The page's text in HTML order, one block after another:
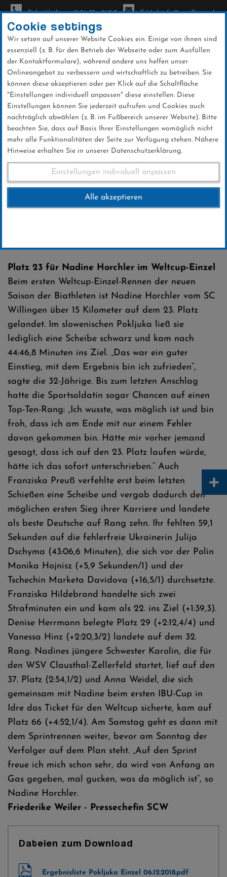
Direkt
zum
Inhalt
Ticket-Hotline: +49 56 32 - 960-0 E-Mail: info@sc-willingen.de
News
Club-News 06.12.2018
06 .Dezember 2018
Platz 23 für Nadine Horchler im Weltcup-Einzel
Beim ersten Weltcup-Einzel-Rennen der neuen
Saison der Biathleten ist Nadine Horchler vom SC
Willingen über 15 Kilometer auf dem 23. Platz
gelandet. Im slowenischen Pokljuka ließ sie
lediglich eine Scheibe schwarz und kam nach
44:46,8 Minuten ins Ziel. „Das war ein guter
Einstieg, mit dem Ergebnis bin ich zufrieden“,
sagte die 32-Jährige. Bis zum letzten Anschlag
hatte die Sportsoldatin sogar Chancen auf einen
Top-Ten-Rang: „Ich wusste, was möglich ist und bin
froh, dass ich am Ende mit nur einem Fehler
davon gekommen bin. Hätte mir vorher jemand
gesagt, dass ich auf den 23. Platz laufen würde,
hätte ich das sofort unterschrieben.“ Auch
Franziska Preuß verfehlte erst beim letzten
Schießen eine Scheibe und vergab dadurch den
möglichen ersten Sieg ihrer Karriere und landete
als beste Deutsche auf Rang zehn. Ihr fehlten 59,1
Sekunden auf die fehlerfreie Ukrainerin Julija
Dschyma (43:06,6 Minuten), die sich vor der Polin
Monika Hojnisz (+5,9 Sekunden/1) und der
Tschechin Marketa Davidova (+16,5/1) durchsetzte.
Franziska Hildebrand handelte sich zwei
Strafminuten ein und kam als 22. ins Ziel (+1:39,3).
Denise Herrmann belegte Platz 29 (+2:12,4/4) und
Vanessa Hinz (+2:20,3/2) landete auf dem 32.
Rang. Nadines jüngere Schwester Karolin, die für
den WSV Clausthal-Zellerfeld startet, lief auf den
37. Platz (2:54,1/2) und Anna Weidel, die sich
gemeinsam mit Nadine beim ersten IBU-Cup in
Idre das Ticket für den Weltcup sicherte, kam auf
Platz 66 (+4:52,1/4). Am Samstag geht es dann mit
dem Sprintrennen weiter, bevor am Sonntag der
Verfolger auf dem Plan steht. „Auf den Sprint
freue ich mich schon sehr, da wird von Anfang an
Gas gegeben, mal gucken, was da möglich ist“, so
Nadine Horchler.
Friederike Weiler - Pressechefin SCW
Dateien zum Download
Ergebnisliste Pokljuka Einzel 06.12.2018.pdf
Cookie settings
Wir setzen auf unserer Website Cookies ein. Einige von ihnen sind
essenziell (z. B. für den Betrieb der Webseite oder zum Ausfüllen
der Kontaktformulare), während andere uns helfen unser
Onlineangebot zu verbessern und wirtschaftlich zu betreiben. Sie
können diese akzeptieren oder per Klick auf die Schaltfläche
"Einstellungen individuell anpassen" diese einstellen. Diese
Einstellungen können Sie jederzeit aufrufen und Cookies auch
nachträglich abwählen (z. B. im Fußbereich unserer Website). Bitte
beachten Sie, dass auf Basis Ihrer Einstellungen womöglich nicht
mehr alle Funktionalitäten der Seite zur Verfügung stehen. Nähere
Hinweise erhalten Sie in unserer Datenschutzerklärung.
Einstellungen individuell anpassen
Alle akzeptieren
+